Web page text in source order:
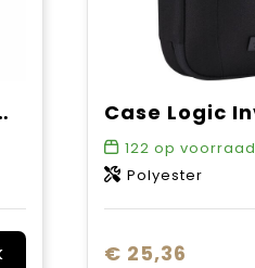
122 op voorraad
Polyester
€ 25,36